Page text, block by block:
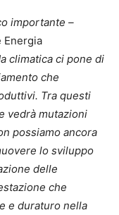
importante –
Energia
climatica ci pone di
che
Tra questi
vedrà mutazioni
possiamo ancora
lo sviluppo
delle
che
e duraturo nella